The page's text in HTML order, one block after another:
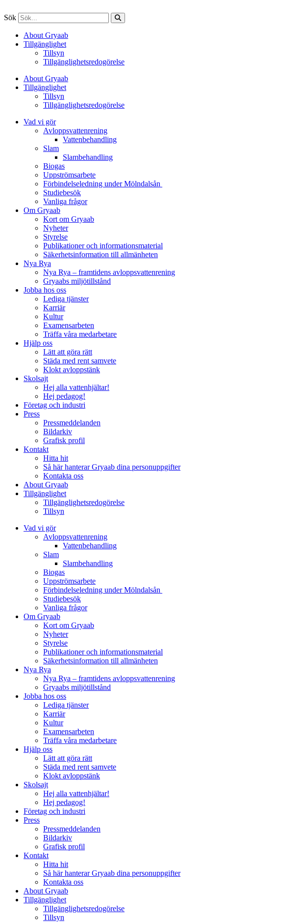
Sök
About Gryaab
Tillgänglighet
Tillsyn
Tillgänglighetsredogörelse
About Gryaab
Tillgänglighet
Tillsyn
Tillgänglighetsredogörelse
Vad vi gör
Avloppsvattenrening
Vatten­behandling
Slam
Slambehandling
Biogas
Uppströmsarbete
Förbindelseledning under Mölndalsån
Studiebesök
Vanliga frågor
Om Gryaab
Kort om Gryaab
Nyheter
Styrelse
Publikationer och informationsmaterial
Säkerhetsinformation till allmänheten
Nya Rya
Nya Rya – framtidens avloppsvattenrening
Gryaabs miljötillstånd
Jobba hos oss
Lediga tjänster
Karriär
Kultur
Examensarbeten
Träffa våra medarbetare
Hjälp oss
Lätt att göra rätt
Städa med rent samvete
Klokt avloppstänk
Skolsajt
Hej alla vattenhjältar!
Hej pedagog!
Företag och industri
Press
Pressmeddelanden
Bildarkiv
Grafisk profil
Kontakt
Hitta hit
Så här hanterar Gryaab dina personuppgifter
Kontakta oss
About Gryaab
Tillgänglighet
Tillgänglighetsredogörelse
Tillsyn
Vad vi gör
Avloppsvattenrening
Vatten­behandling
Slam
Slambehandling
Biogas
Uppströmsarbete
Förbindelseledning under Mölndalsån
Studiebesök
Vanliga frågor
Om Gryaab
Kort om Gryaab
Nyheter
Styrelse
Publikationer och informationsmaterial
Säkerhetsinformation till allmänheten
Nya Rya
Nya Rya – framtidens avloppsvattenrening
Gryaabs miljötillstånd
Jobba hos oss
Lediga tjänster
Karriär
Kultur
Examensarbeten
Träffa våra medarbetare
Hjälp oss
Lätt att göra rätt
Städa med rent samvete
Klokt avloppstänk
Skolsajt
Hej alla vattenhjältar!
Hej pedagog!
Företag och industri
Press
Pressmeddelanden
Bildarkiv
Grafisk profil
Kontakt
Hitta hit
Så här hanterar Gryaab dina personuppgifter
Kontakta oss
About Gryaab
Tillgänglighet
Tillgänglighetsredogörelse
Tillsyn